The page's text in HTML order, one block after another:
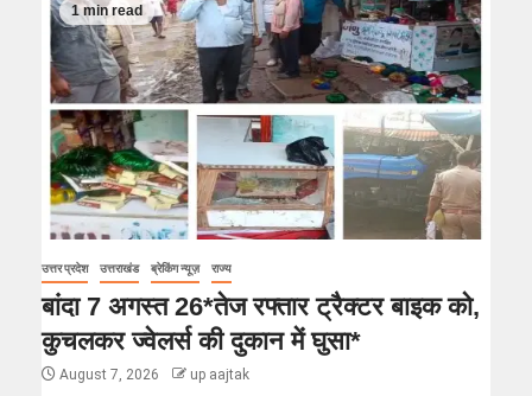
1 min read
उत्तर प्रदेश उत्तराखंड ब्रेकिंग न्यूज़ राज्य
बांदा 7 अगस्त 26*तेज रफ्तार ट्रैक्टर बाइक को,
कुचलकर ज्वेलर्स की दुकान में घुसा*
August 7, 2026 up aajtak